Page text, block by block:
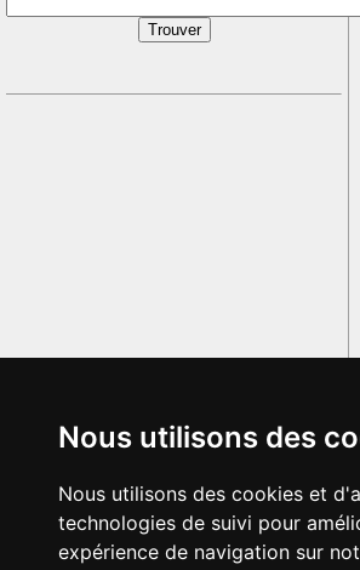
Nous utilisons des
Nous utilisons des cookies et
technologies de suivi pour
expérience de navigation sur